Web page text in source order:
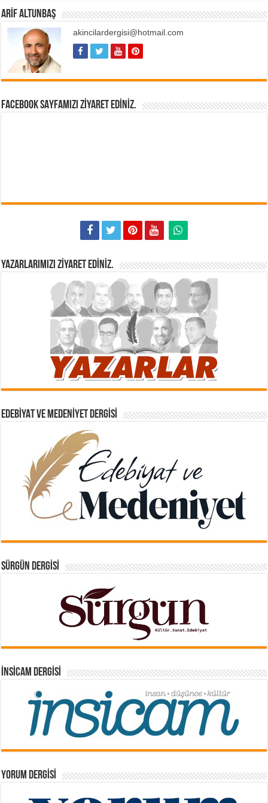
ARIF ALTUNBAŞ
akincilardergisi@hotmail.com
FACEBOOK SAYFAMIZI ZIYARET EDINIZ.
YAZARLARIMIZI ZIYARET EDINIZ.
EDEBIYAT VE MEDENIYET DERGISI
SÜRGÜN DERGISI
İNSICAM DERGISI
YORUM DERGISI